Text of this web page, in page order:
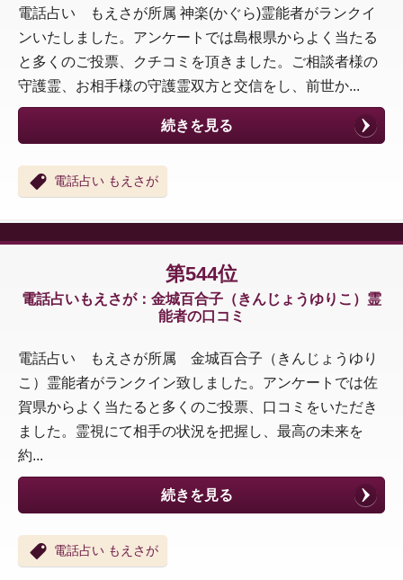
電話占い もえさが所属 神楽(かぐら)霊能者がランクイ
ンいたしました。アンケートでは島根県からよく当たる
と多くのご投票、クチコミを頂きました。ご相談者様の
守護霊、お相手様の守護霊双方と交信をし、前世か...
続きを見る
電話占い もえさが
第544位
電話占いもえさが：金城百合子（きんじょうゆりこ）霊
能者の口コミ
電話占い もえさが所属 金城百合子（きんじょうゆり
こ）霊能者がランクイン致しました。アンケートでは佐
賀県からよく当たると多くのご投票、口コミをいただき
ました。霊視にて相手の状況を把握し、最高の未来を
約...
続きを見る
電話占い もえさが